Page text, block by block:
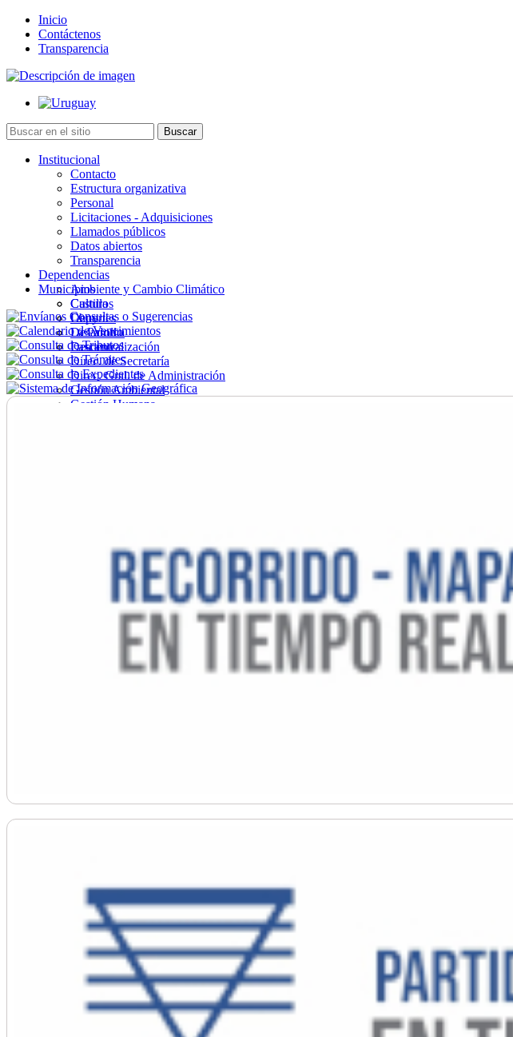
Inicio
Contáctenos
Transparencia
Institucional
Contacto
Estructura organizativa
Personal
Licitaciones - Adquisiciones
Llamados públicos
Datos abiertos
Transparencia
Dependencias
Ambiente y Cambio Climático
Cultura
Deportes
Desarrollo
Descentralización
Direc. de Secretaría
Direc. Gral. de Administración
Gestión Ambiental
Gestión Humana
Municipios
Castillos
Chuy
La Paloma
Lascano